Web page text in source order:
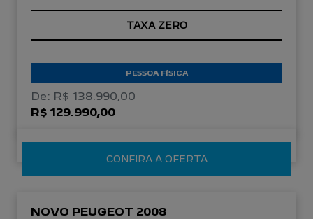
TAXA ZERO
PESSOA FÍSICA
De: R$ 138.990,00
R$ 129.990,00
CONFIRA A OFERTA
NOVO PEUGEOT 2008